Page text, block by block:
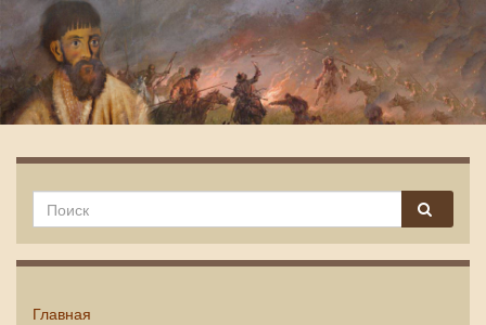
Емельян Пугачев
Главная